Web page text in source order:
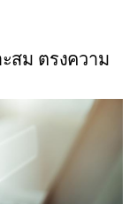
สม ตรงความ